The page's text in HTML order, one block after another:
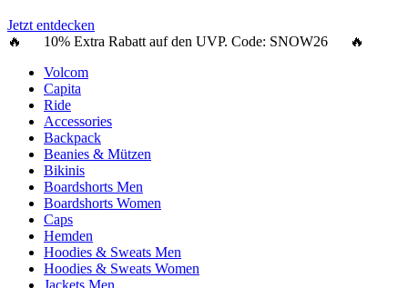
Jetzt entdecken
🔥 10% Extra Rabatt auf den UVP. Code: SNOW26 🔥
Volcom
Capita
Ride
Accessories
Backpack
Beanies & Mützen
Bikinis
Boardshorts Men
Boardshorts Women
Caps
Hemden
Hoodies & Sweats Men
Hoodies & Sweats Women
Jackets Men